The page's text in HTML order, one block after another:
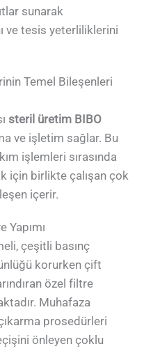
sunarak
ve tesis yeterliliklerini
Temel Bileşenleri
steril üretim BIBO
ve işletim sağlar. Bu
işlemleri sırasında
için birlikte çalışan çok
içerir.
Yapımı
çeşitli basınç
korurken çift
özel filtre
Muhafaza
prosedürleri
önleyen çoklu